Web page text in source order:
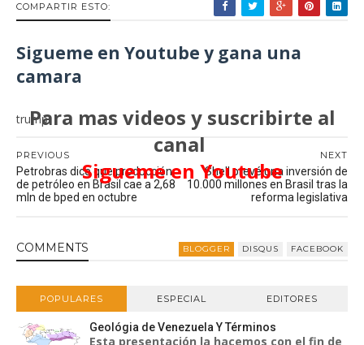
COMPARTIR ESTO:
Sigueme en Youtube y gana una
camara
Para mas videos y suscribirte al
canal
Sigueme en Youtube
trump
NEXT
Shell prevé una inversión de
10.000 millones en Brasil tras la
reforma legislativa
PREVIOUS
Petrobras dice que producción
de petróleo en Brasil cae a 2,68
mln de bped en octubre
COMMENTS BLOGGER DISQUS FACEBOOK
POPULARES ESPECIAL EDITORES
Geológia de Venezuela Y Términos
Esta presentación la hacemos con el fin de